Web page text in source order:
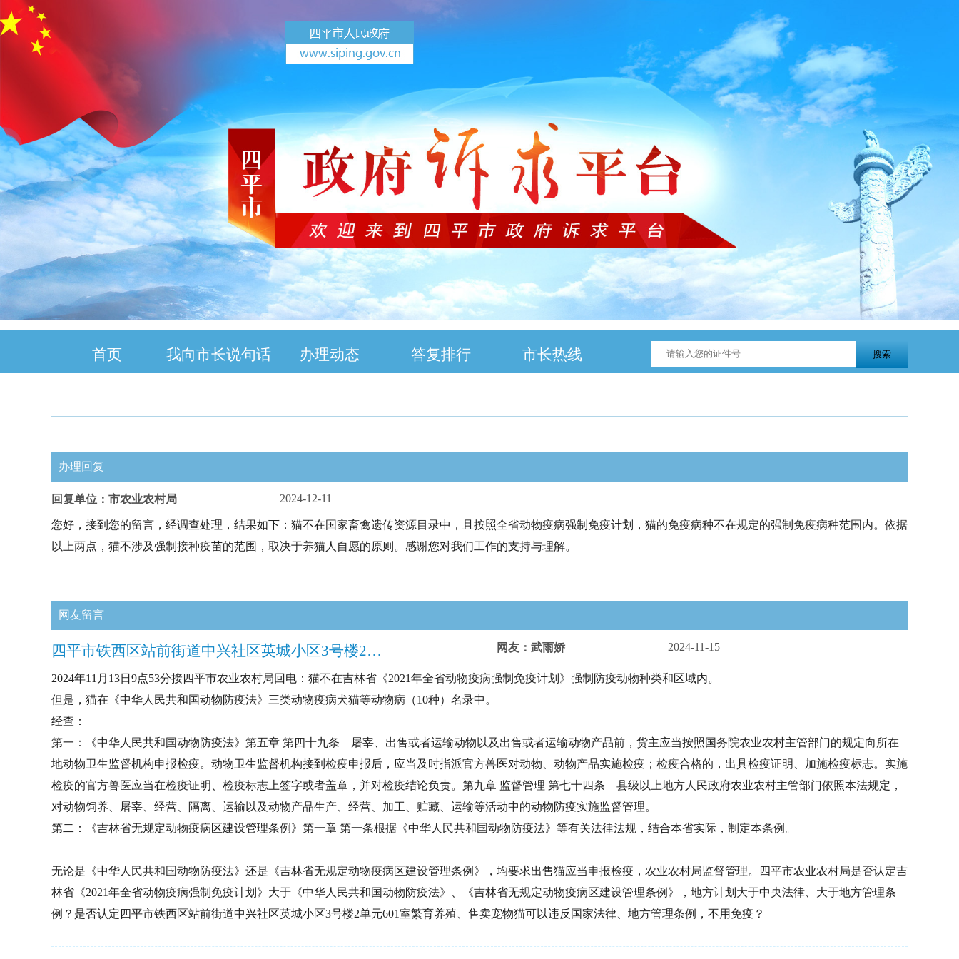
首页 我向市长说句话 办理动态 答复排行 市长热线
办理回复
回复单位：市农业农村局 2024-12-11
您好，接到您的留言，经调查处理，结果如下：猫不在国家畜禽遗传资源目录中，且按照全省动物疫病强制免疫计划，猫的免疫病种不在规定的强制免疫病种范围内。依据
以上两点，猫不涉及强制接种疫苗的范围，取决于养猫人自愿的原则。感谢您对我们工作的支持与理解。
网友留言
四平市铁西区站前街道中兴社区英城小区3号楼2单元601室繁育养殖、售卖宠物猫疫病防疫问题 网友：武雨娇 2024-11-15
2024年11月13日9点53分接四平市农业农村局回电：猫不在吉林省《2021年全省动物疫病强制免疫计划》强制防疫动物种类和区域内。
但是，猫在《中华人民共和国动物防疫法》三类动物疫病犬猫等动物病（10种）名录中。
经查：
第一：《中华人民共和国动物防疫法》第五章 第四十九条 屠宰、出售或者运输动物以及出售或者运输动物产品前，货主应当按照国务院农业农村主管部门的规定向所在
地动物卫生监督机构申报检疫。动物卫生监督机构接到检疫申报后，应当及时指派官方兽医对动物、动物产品实施检疫；检疫合格的，出具检疫证明、加施检疫标志。实施
检疫的官方兽医应当在检疫证明、检疫标志上签字或者盖章，并对检疫结论负责。第九章 监督管理 第七十四条 县级以上地方人民政府农业农村主管部门依照本法规定，
对动物饲养、屠宰、经营、隔离、运输以及动物产品生产、经营、加工、贮藏、运输等活动中的动物防疫实施监督管理。
第二：《吉林省无规定动物疫病区建设管理条例》第一章 第一条根据《中华人民共和国动物防疫法》等有关法律法规，结合本省实际，制定本条例。
无论是《中华人民共和国动物防疫法》还是《吉林省无规定动物疫病区建设管理条例》，均要求出售猫应当申报检疫，农业农村局监督管理。四平市农业农村局是否认定吉
林省《2021年全省动物疫病强制免疫计划》大于《中华人民共和国动物防疫法》、《吉林省无规定动物疫病区建设管理条例》，地方计划大于中央法律、大于地方管理条
例？是否认定四平市铁西区站前街道中兴社区英城小区3号楼2单元601室繁育养殖、售卖宠物猫可以违反国家法律、地方管理条例，不用免疫？